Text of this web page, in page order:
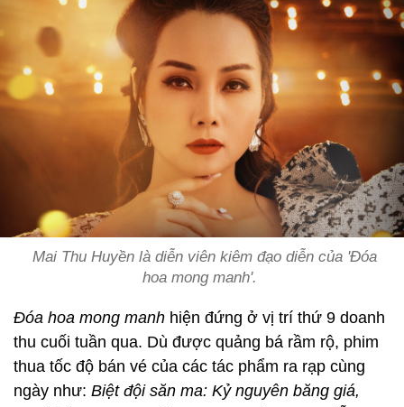
Mai Thu Huyền là diễn viên kiêm đạo diễn của 'Đóa
hoa mong manh'.
Đóa hoa mong manh hiện đứng ở vị trí thứ 9 doanh
thu cuối tuần qua. Dù được quảng bá rầm rộ, phim
thua tốc độ bán vé của các tác phẩm ra rạp cùng
ngày như: Biệt đội săn ma: Kỷ nguyên băng giá,